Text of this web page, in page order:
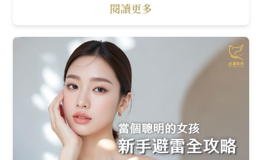
閱讀更多